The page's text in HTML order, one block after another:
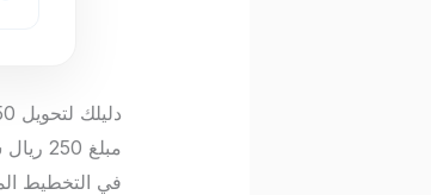
دليلك لتحويل 250 ريال سعودي إلى درهم مغربي
مبلغ
في التخطيط